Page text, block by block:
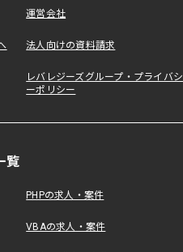
運営会社
法人向けの資料請求
レバレジーズグループ・プライバシ
ーポリシー
覧
PHPの求人・案件
VBAの求人・案件